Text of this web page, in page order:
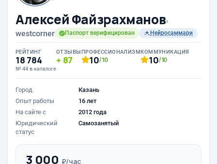
Алексей Файзрахманов›
westcorner Паспорт верифицирован Нейросаммари
РЕЙТИНГ
18 784
№ 44 в каталоге
ОТЗЫВЫ
87
ПРОФЕССИОНАЛИЗМ
10/10
КОММУНИКАЦИЯ
10/10
Город
Казань
Опыт работы
16 лет
На сайте с
2012 года
Юридический
статус
Самозанятый
3 000 ₽/час